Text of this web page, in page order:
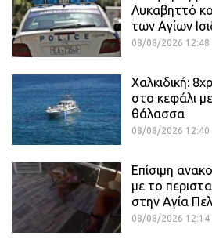
Λυκαβηττό
των Αγίων
08/08/2026 12:48
Χαλκιδική:
στο κεφάλι
θάλασσα
08/08/2026 12:40
Επίσιμη
με το
στην Αγία
08/08/2026 12:14